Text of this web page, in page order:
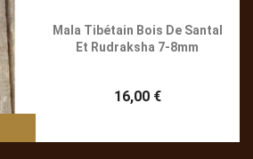
Mala Tibétain Bois De Santal
Et Rudraksha 7-8mm
16,00 €